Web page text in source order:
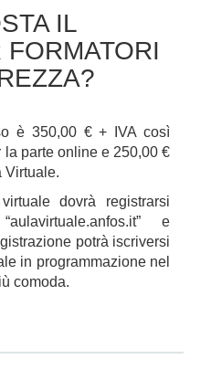
IL
è 350,00 € + IVA così
la parte online e 250,00 €
Virtuale.
dovrà registrarsi
e
potrà iscriversi
in programmazione nel
comoda.